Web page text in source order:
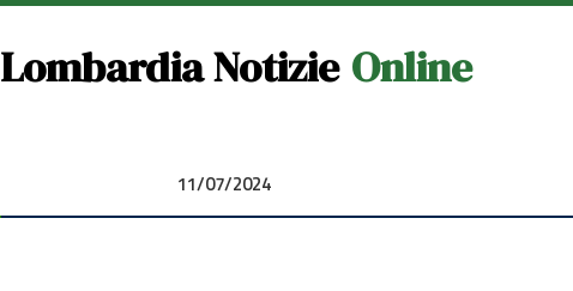
Lombardia Notizie Online
11/07/2024 00:00:00